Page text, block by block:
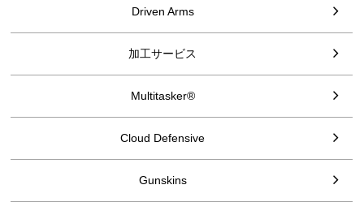
Driven Arms
加工サービス
Multitasker®
Cloud Defensive
Gunskins